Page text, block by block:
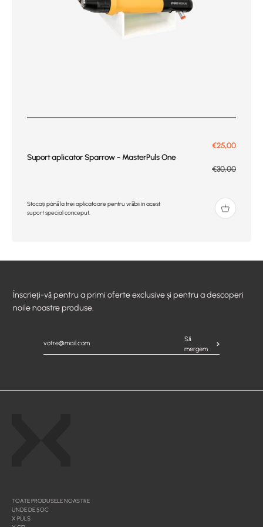
Suport aplicator Sparrow - MasterPuls One
Prix de vente
€25,00
Prix normal
€30,00
Stocați până la trei aplicatoare pentru vrăbii în acest
suport special conceput.
Înscrieți-vă pentru a primi oferte exclusive și pentru a descoperi
noile noastre produse.
Să
mergem
TOATE PRODUSELE NOASTRE
UNDE DE ȘOC
X PULS